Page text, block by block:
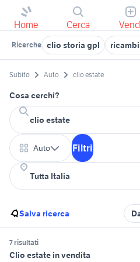
Home Cerca
Ricerche clio storia gpl
Subito Auto clio estate
Cosa cerchi?
Auto Filtri
Salva ricerca
7 risultati
Clio estate in vendita